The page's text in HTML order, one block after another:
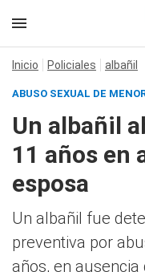
Inicio Policiales albañil
ABUSO SEXUAL DE
Un albañil
11 años en
esposa
Un albañil fue
preventiva por
años, en ausencia